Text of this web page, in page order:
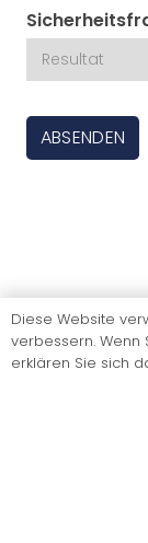
ABSENDEN
Diese Website
verbessern. Wenn
erklären Sie sich